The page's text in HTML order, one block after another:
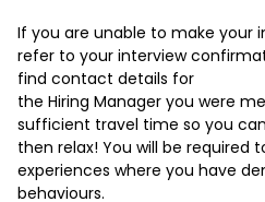
If you are unable to make your
refer to your interview
find contact details for
the Hiring Manager you were
sufficient travel time so you
then relax! You will be required
experiences where you have
behaviours.